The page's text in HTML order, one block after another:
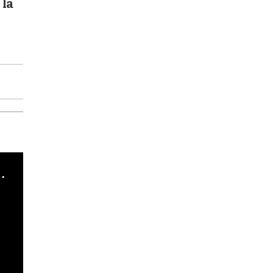
la
"Subrayado"